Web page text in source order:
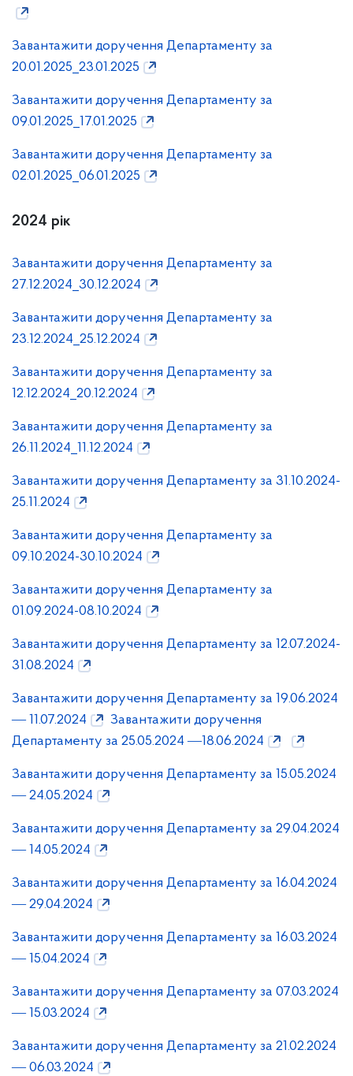
Завантажити доручення Департаменту за
20.01.2025_23.01.2025
Завантажити доручення Департаменту за
09.01.2025_17.01.2025
Завантажити доручення Департаменту за
02.01.2025_06.01.2025
2024 рік
Завантажити доручення Департаменту за
27.12.2024_30.12.2024
Завантажити доручення Департаменту за
23.12.2024_25.12.2024
Завантажити доручення Департаменту за
12.12.2024_20.12.2024
Завантажити доручення Департаменту за
26.11.2024_11.12.2024
Завантажити доручення Департаменту за 31.10.2024-
25.11.2024
Завантажити доручення Департаменту за
09.10.2024-30.10.2024
Завантажити доручення Департаменту за
01.09.2024-08.10.2024
Завантажити доручення Департаменту за 12.07.2024-
31.08.2024
Завантажити доручення Департаменту за 19.06.2024
― 11.07.2024
Завантажити доручення
Департаменту за 25.05.2024 ―18.06.2024
Завантажити доручення Департаменту за 15.05.2024
― 24.05.2024
Завантажити доручення Департаменту за 29.04.2024
― 14.05.2024
Завантажити доручення Департаменту за 16.04.2024
― 29.04.2024
Завантажити доручення Департаменту за 16.03.2024
― 15.04.2024
Завантажити доручення Департаменту за 07.03.2024
― 15.03.2024
Завантажити доручення Департаменту за 21.02.2024
― 06.03.2024